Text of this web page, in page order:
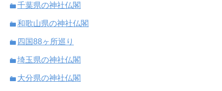
千葉県の神社仏閣
和歌山県の神社仏閣
四国88ヶ所巡り
埼玉県の神社仏閣
大分県の神社仏閣